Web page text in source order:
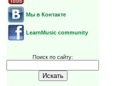
Мы в Контакте
LearnMusic community
Поиск по сайту: